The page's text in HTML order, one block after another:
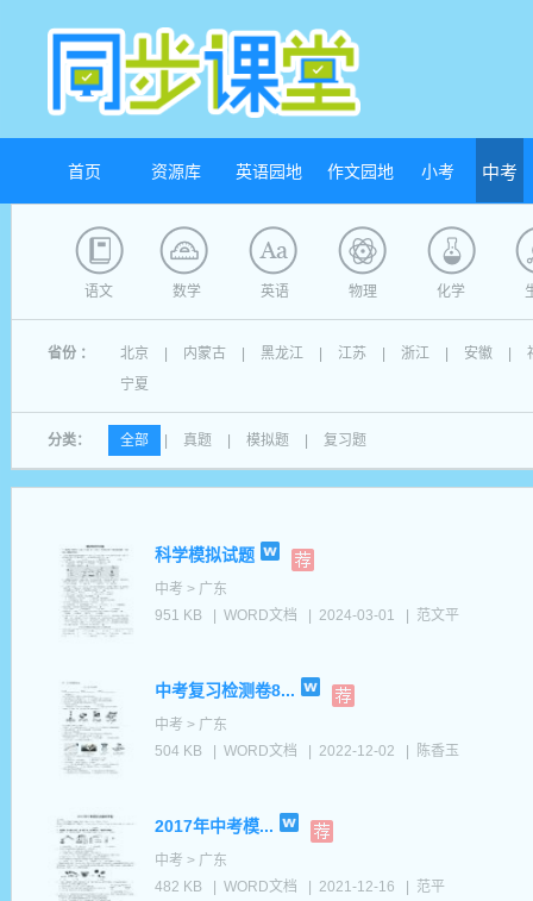
首页 资源库 英语园地 作文园地 小考 中考
语文 数学 英语 物理 化学
省份 ： 北京 内蒙古 黑龙江 江苏 浙江 安徽
宁夏
分类： 全部 真题 模拟题 复习题
科学模拟试题
中考 > 广东
951 KB
WORD文档 2024-03-01 范文平
中考复习检测卷8...
中考 > 广东
504 KB
WORD文档 2022-12-02 陈香玉
2017年中考模...
中考 > 广东
482 KB
WORD文档 2021-12-16 范平